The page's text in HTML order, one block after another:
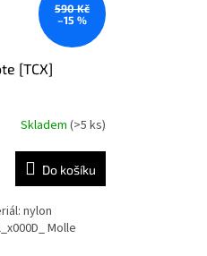
590 Kč
–15 %
[TCX]
Skladem (>5 ks)
Do košíku
nylon
Molle